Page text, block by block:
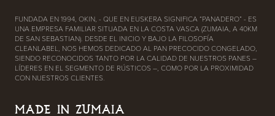
FUNDADA EN 1994, OKIN, - QUE EN EUSKERA SIGNIFICA “PANADERO” - ES
UNA EMPRESA FAMILIAR SITUADA EN LA COSTA VASCA (ZUMAIA, A 40KM
DE SAN SEBASTIAN). DESDE EL INICIO Y BAJO LA FILOSOFÍA
CLEANLABEL, NOS HEMOS DEDICADO AL PAN PRECOCIDO CONGELADO,
SIENDO RECONOCIDOS TANTO POR LA CALIDAD DE NUESTROS PANES –
LÍDERES EN EL SEGMENTO DE RÚSTICOS –, COMO POR LA PROXIMIDAD
CON NUESTROS CLIENTES.
MADE IN ZUMAIA